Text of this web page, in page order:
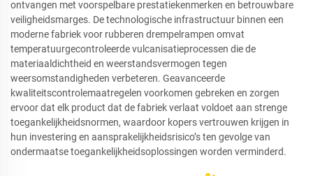
ontvangen met voorspelbare prestatiekenmerken en betrouwbare
veiligheidsmarges. De technologische infrastructuur binnen een
moderne fabriek voor rubberen drempelrampen omvat
temperatuurgecontroleerde vulcanisatieprocessen die de
materiaaldichtheid en weerstandsvermogen tegen
weersomstandigheden verbeteren. Geavanceerde
kwaliteitscontrolemaatregelen voorkomen gebreken en zorgen
ervoor dat elk product dat de fabriek verlaat voldoet aan strenge
toegankelijkheidsnormen, waardoor kopers vertrouwen krijgen in
hun investering en aansprakelijkheidsrisico’s ten gevolge van
ondermaatse toegankelijkheidsoplossingen worden verminderd.